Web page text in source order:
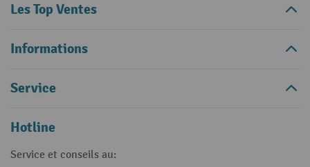
Les Top Ventes
Informations
Service
Hotline
Service et conseils au: